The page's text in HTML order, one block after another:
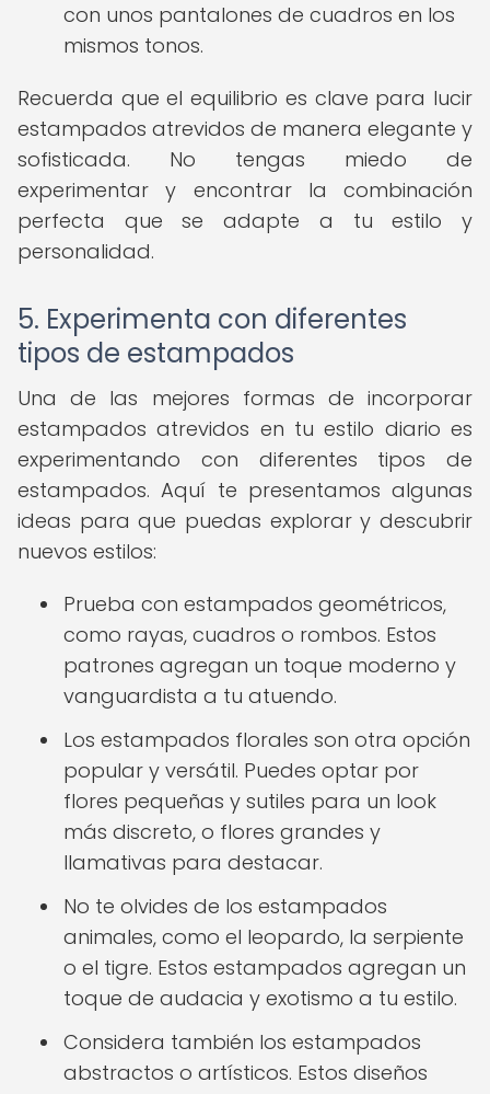
con unos pantalones de cuadros en los
mismos tonos.
Recuerda que el equilibrio es clave para lucir
estampados atrevidos de manera elegante y
sofisticada. No tengas miedo de
experimentar y encontrar la combinación
perfecta que se adapte a tu estilo y
personalidad.
5. Experimenta con diferentes
tipos de estampados
Una de las mejores formas de incorporar
estampados atrevidos en tu estilo diario es
experimentando con diferentes tipos de
estampados. Aquí te presentamos algunas
ideas para que puedas explorar y descubrir
nuevos estilos:
Prueba con estampados geométricos,
como rayas, cuadros o rombos. Estos
patrones agregan un toque moderno y
vanguardista a tu atuendo.
Los estampados florales son otra opción
popular y versátil. Puedes optar por
flores pequeñas y sutiles para un look
más discreto, o flores grandes y
llamativas para destacar.
No te olvides de los estampados
animales, como el leopardo, la serpiente
o el tigre. Estos estampados agregan un
toque de audacia y exotismo a tu estilo.
Considera también los estampados
abstractos o artísticos. Estos diseños